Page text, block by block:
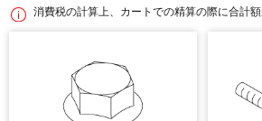
消費税の計算上、カートでの精算の際に合計額